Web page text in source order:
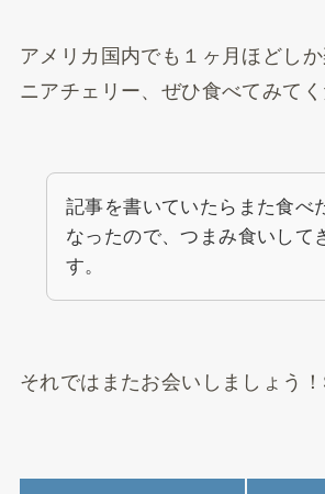
アメリカ国内でも１ヶ月ほどし
ニアチェリー、ぜひ食べてみてく
記事を書いていたらまた食べ
なったので、つまみ食いして
す。
それではまたお会いしましょう